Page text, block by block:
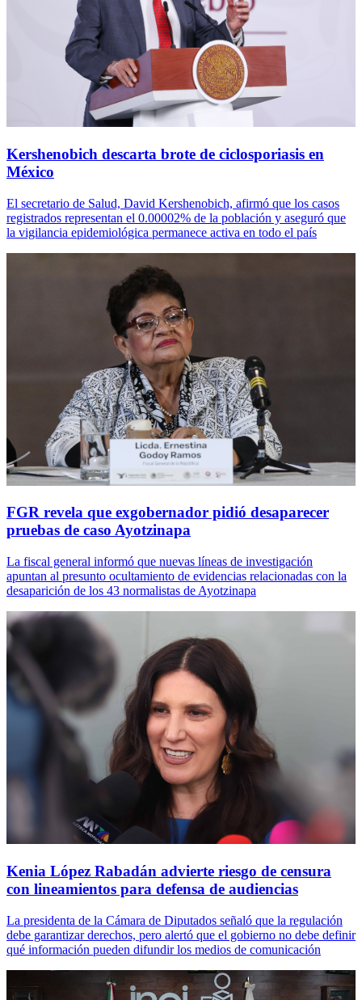
Kershenobich descarta brote de ciclosporiasis en
México
El secretario de Salud, David Kershenobich, afirmó que los casos
registrados representan el 0.00002% de la población y aseguró que
la vigilancia epidemiológica permanece activa en todo el país
FGR revela que exgobernador pidió desaparecer
pruebas de caso Ayotzinapa
La fiscal general informó que nuevas líneas de investigación
apuntan al presunto ocultamiento de evidencias relacionadas con la
desaparición de los 43 normalistas de Ayotzinapa
Kenia López Rabadán advierte riesgo de censura
con lineamientos para defensa de audiencias
La presidenta de la Cámara de Diputados señaló que la regulación
debe garantizar derechos, pero alertó que el gobierno no debe definir
qué información pueden difundir los medios de comunicación